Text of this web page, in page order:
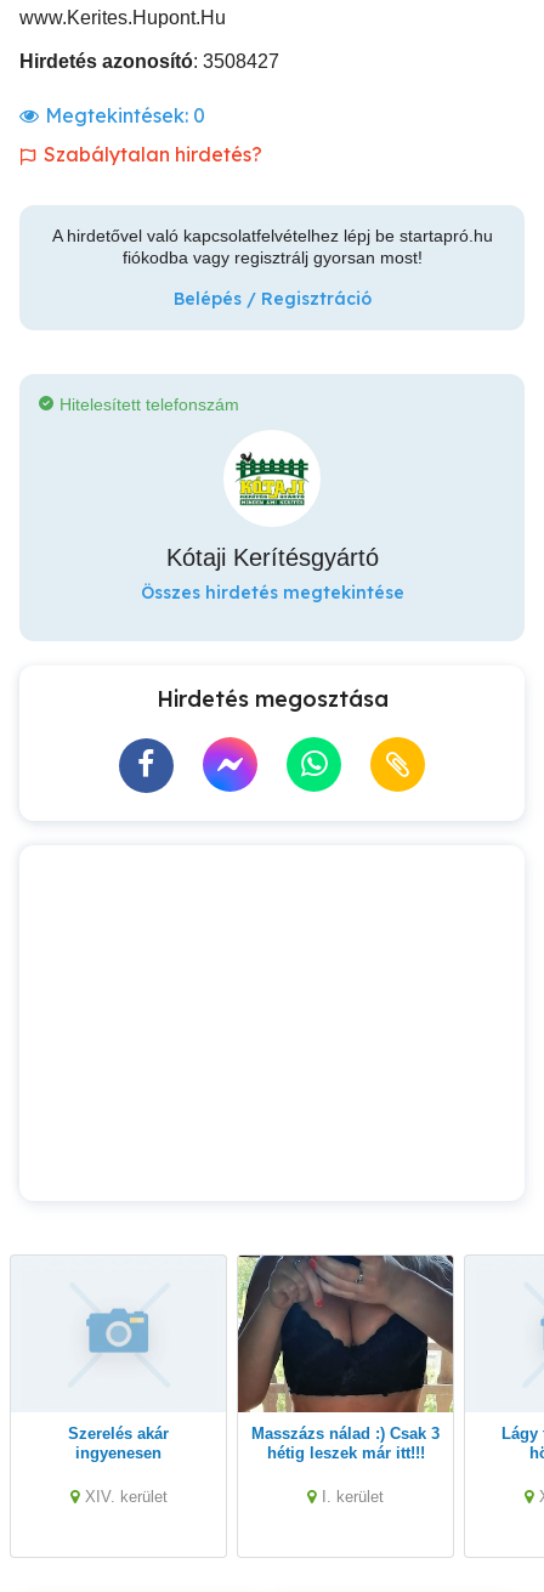
www.Kerites.Hupont.Hu
Hirdetés azonosító: 3508427
Megtekintések: 0
Szabálytalan hirdetés?
A hirdetővel való kapcsolatfelvételhez lépj be startapró.hu
fiókodba vagy regisztrálj gyorsan most!
Belépés / Regisztráció
Hitelesített telefonszám
Kótaji Kerítésgyártó
Összes hirdetés megtekintése
Hirdetés megosztása
Szerelés akár
ingyenesen
XIV. kerület
Masszázs nálad :) Csak 3
hétig leszek már itt!!!
I. kerület
Lágy testmasszázs